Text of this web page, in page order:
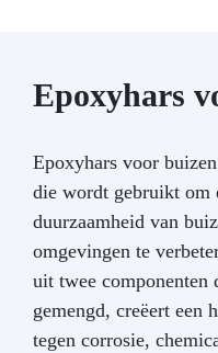
Epoxyhars
Epoxyhars voor
die wordt gebruikt om
duurzaamheid van
omgevingen te
uit twee componenten
gemengd, creëert een
tegen corrosie,